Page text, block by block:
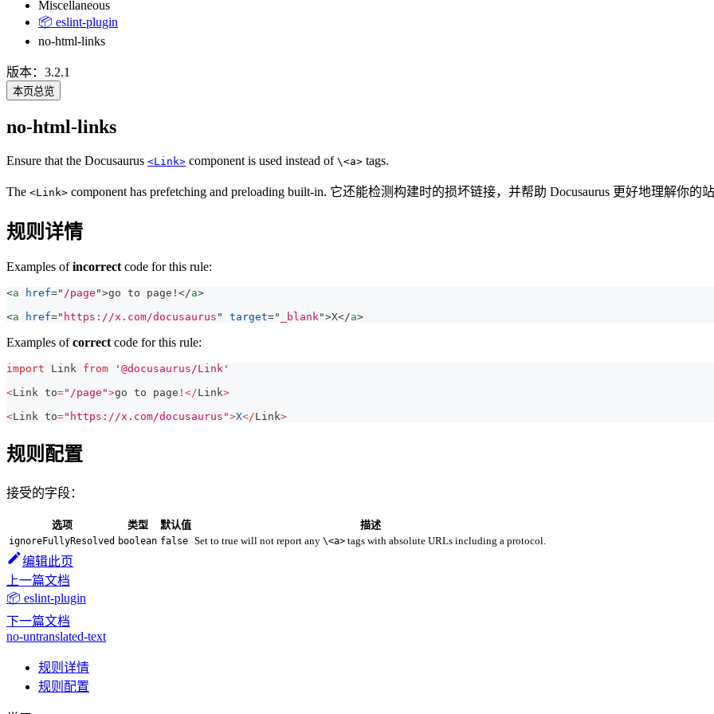
Miscellaneous
📦 eslint-plugin
no-html-links
版本：3.2.1
本页总览
no-html-links
Ensure that the Docusaurus <Link> component is used instead of \<a> tags.
The <Link> component has prefetching and preloading built-in. 它还能检测构建时的损坏链接，并帮助 Docusaurus 更好地理解你的
规则详情
Examples ofincorrect code for this rule:
<a href=" /page ">go to page! </a>
<a href=" https://x.com/docusaurus " target=" _blank ">X</a>
Examples ofcorrect code for this rule:
import Link from
'@docusaurus/Link'
<Link to="/page">go to page ! </Link>
<Link to="https://x.com/docusaurus">X</Link>
规则配置
接受的字段：
选项 类型 默认值 描述
ignoreFullyResolved boolean false Set to true will not report any \<a> tags with absolute URLs including a protocol.
编辑此页
上一篇文档
📦 eslint-plugin
下一篇文档
no-untranslated-text
规则详情
规则配置